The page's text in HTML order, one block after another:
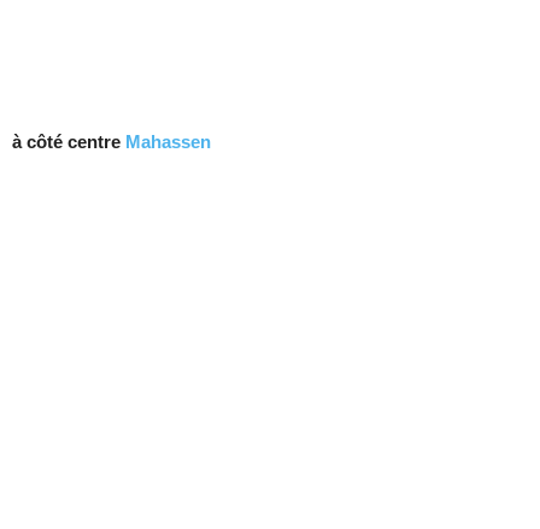
à côté centre Mahassen